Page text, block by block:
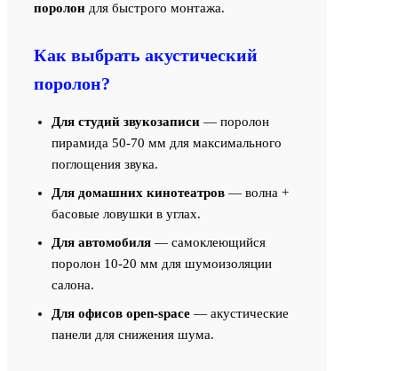
поролон для быстрого монтажа.
Как выбрать акустический
поролон?
Для студий звукозаписи — поролон
пирамида 50-70 мм для максимального
поглощения звука.
Для домашних кинотеатров — волна +
басовые ловушки в углах.
Для автомобиля — самоклеющийся
поролон 10-20 мм для шумоизоляции
салона.
Для офисов open-space — акустические
панели для снижения шума.